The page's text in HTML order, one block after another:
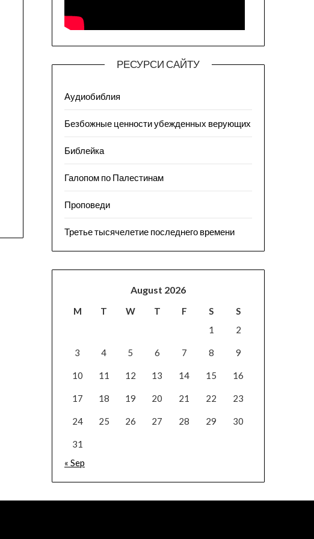
РЕСУРСИ САЙТУ
Аудиобиблия
Безбожные ценности убежденных верующих
Библейка
Галопом по Палестинам
Проповеди
Третье тысячелетие последнего времени
August 2026
M T W T F S
S
1
2
3 4 5 6 7 8 9
10 11 12 13 14 15 16
17 18 19 20 21 22 23
24 25 26 27 28 29 30
31
« Sep